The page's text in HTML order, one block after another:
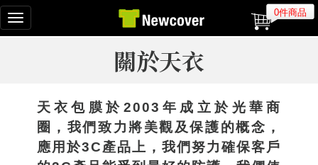
0件商品
Toggle
navigation
關於天衣
天衣包膜於2003年成立於光華商
圈，我們致力將美觀及保護的概念，
應用於3C產品上，我們努力確保客戶